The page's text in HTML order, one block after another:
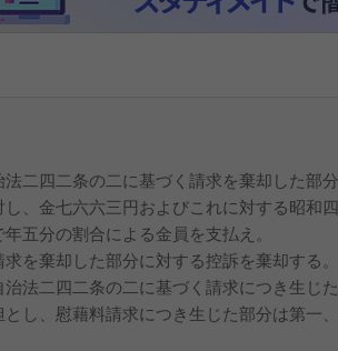
二四二条の二に基づく請求を棄却した部分
、金七六六三円およびこれに対する昭和
五分の割合による金員を支払え。
を棄却した部分に対する控訴を棄却する。
法二四二条の二に基づく請求につき生じ
とし、慰藉料請求につき生じた部分は第一